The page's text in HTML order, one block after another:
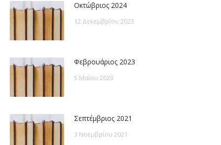
Οκτώβριος 2024
12 Δεκεμβρίου 2023
Φεβρουάριος 2023
5 Μαΐου 2023
Σεπτέμβριος 2021
3 Νοεμβρίου 2021